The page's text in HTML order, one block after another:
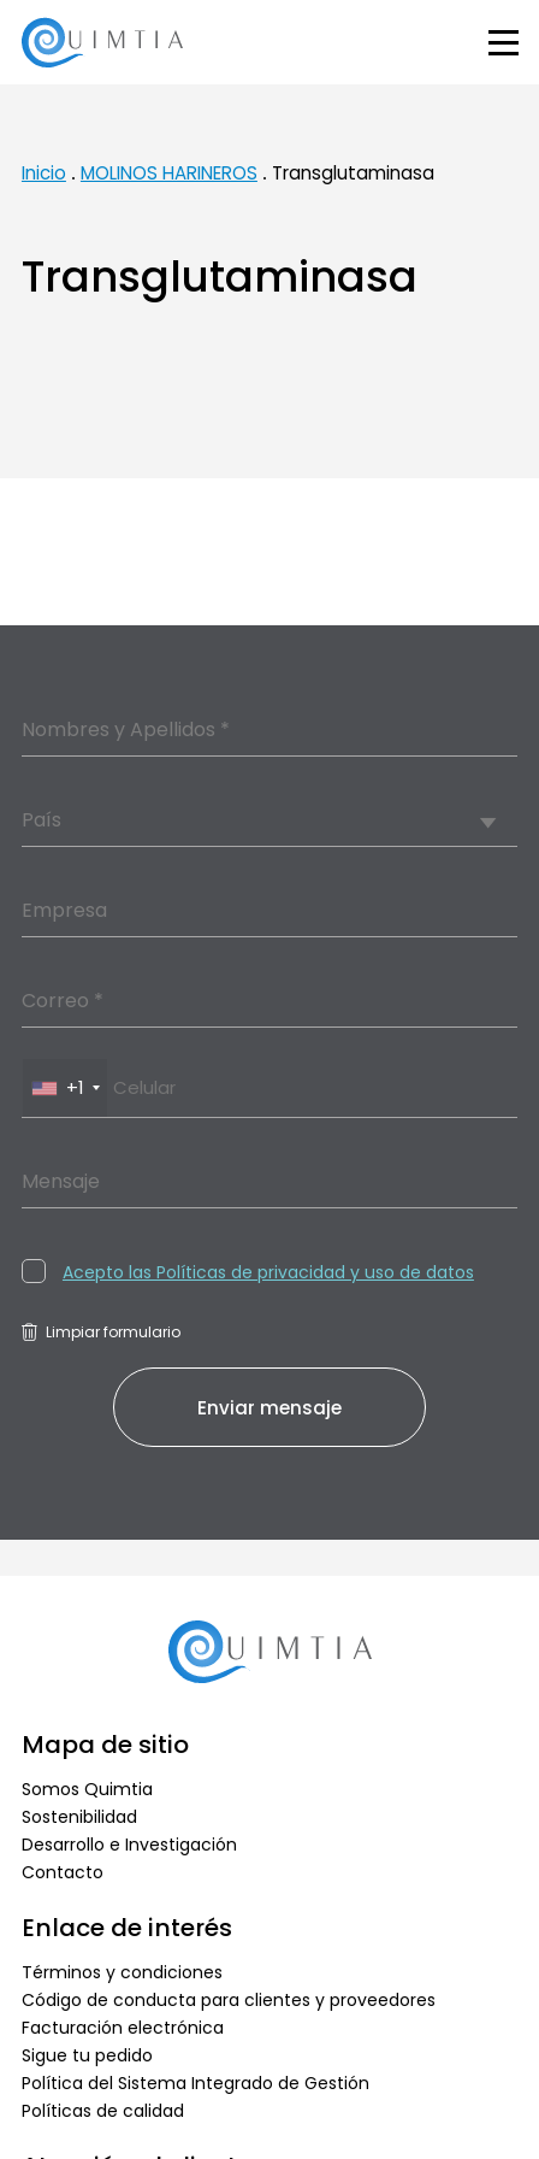
Inicio MOLINOS HARINEROS Transglutaminasa
Transglutaminasa
Nombres y Apellidos *
País
Empresa
Correo *
+1
Mensaje
Acepto las Políticas de privacidad y uso de datos
Limpiar formulario
Mapa de sitio
Somos Quimtia
Sostenibilidad
Desarrollo e Investigación
Contacto
Enlace de interés
Términos y condiciones
Código de conducta para clientes y proveedores
Facturación electrónica
Sigue tu pedido
Política del Sistema Integrado de Gestión
Políticas de calidad